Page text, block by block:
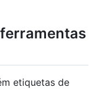
etiquetas de